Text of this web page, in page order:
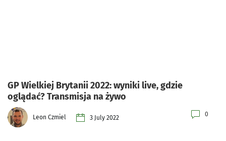
GP Wielkiej Brytanii 2022: wyniki live, gdzie
oglądać? Transmisja na żywo
Leon Czmiel 3 July 2022 0